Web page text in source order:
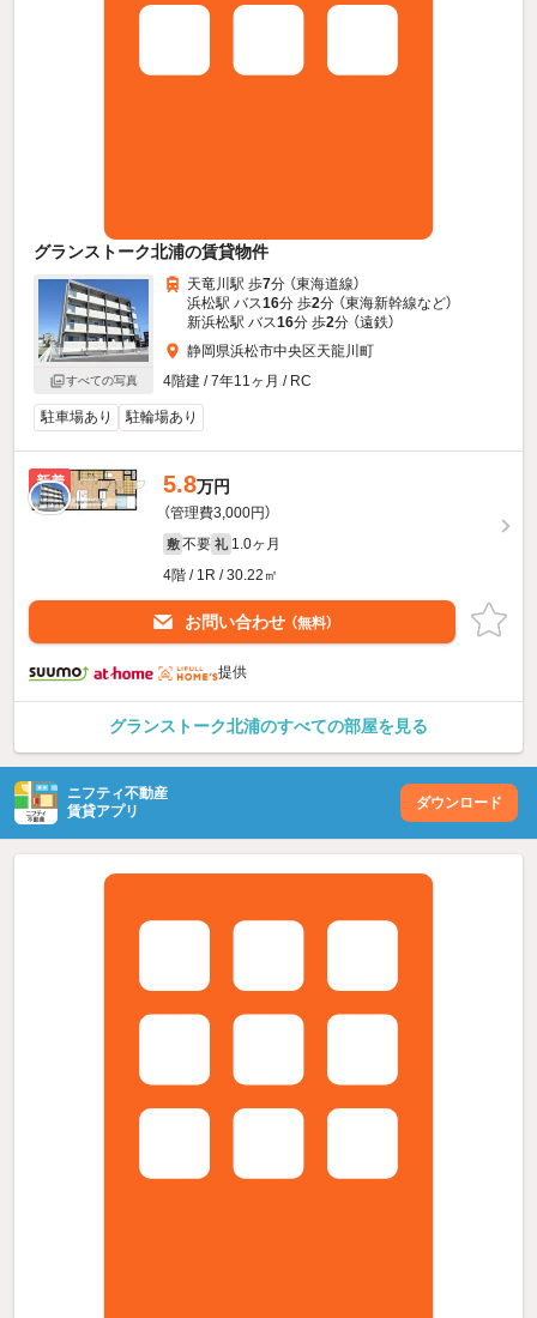
グランストーク北浦の賃貸物件
すべての写真
天竜川駅 歩7分 （東海道線）
浜松駅 バス16分 歩2分 （東海新幹線など）
新浜松駅 バス16分 歩2分 （遠鉄）
静岡県浜松市中央区天龍川町
4階建 / 7年11ヶ月 / RC
駐車場あり 駐輪場あり
新着 5.8万円
（管理費3,000円）
敷 不要 礼 1.0ヶ月
4階 / 1R / 30.22㎡
お問い合わせ （無料）
提供
グランストーク北浦のすべての部屋を見る
ニフティ不動産
賃貸アプリ
ダウンロード